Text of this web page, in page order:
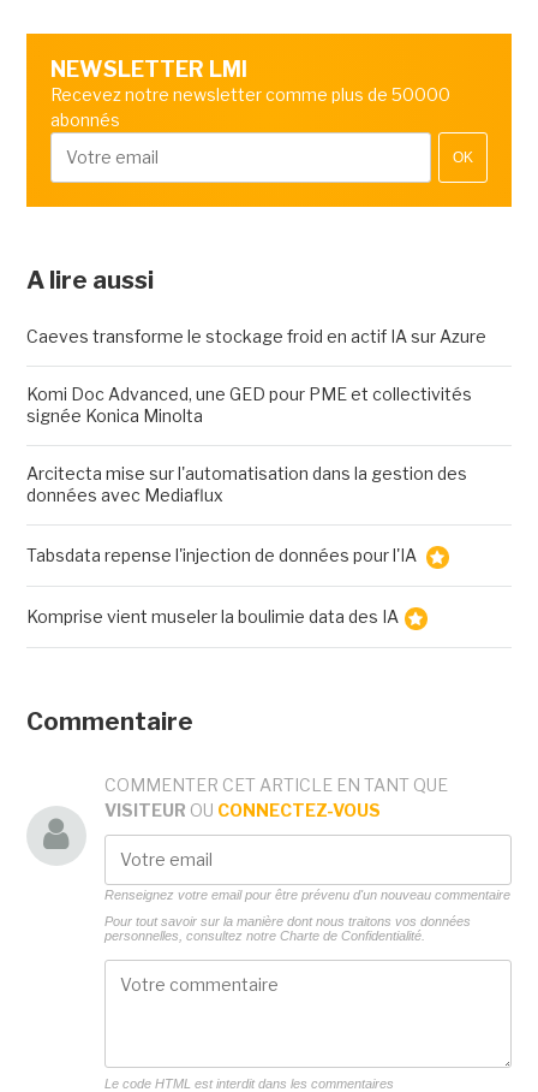
NEWSLETTER LMI
Recevez notre newsletter comme plus de 50000
abonnés
OK
A lire aussi
Caeves transforme le stockage froid en actif IA sur Azure
Komi Doc Advanced, une GED pour PME et collectivités
signée Konica Minolta
Arcitecta mise sur l'automatisation dans la gestion des
données avec Mediaflux
Tabsdata repense l'injection de données pour l'IA
Komprise vient museler la boulimie data des IA
Commentaire
COMMENTER CET ARTICLE EN TANT QUE
VISITEUR OU CONNECTEZ-VOUS
Renseignez votre email pour être prévenu d'un nouveau commentaire
Pour tout savoir sur la manière dont nous traitons vos données
personnelles, consultez notre Charte de Confidentialité.
Le code HTML est interdit dans les commentaires